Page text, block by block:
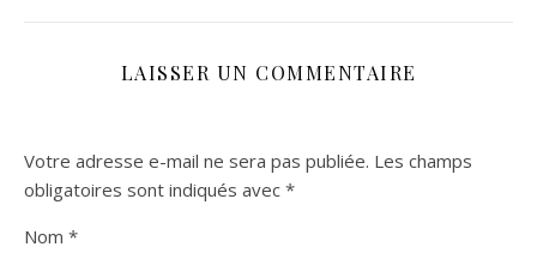
LAISSER UN COMMENTAIRE
Votre adresse e-mail ne sera pas publiée. Les champs
obligatoires sont indiqués avec *
Nom *